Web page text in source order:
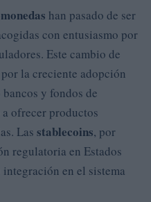
han pasado de ser
con entusiasmo por
Este cambio de
la creciente adopción
y fondos de
ofrecer productos
Las stablecoins, por
regulatoria en Estados
en el sistema